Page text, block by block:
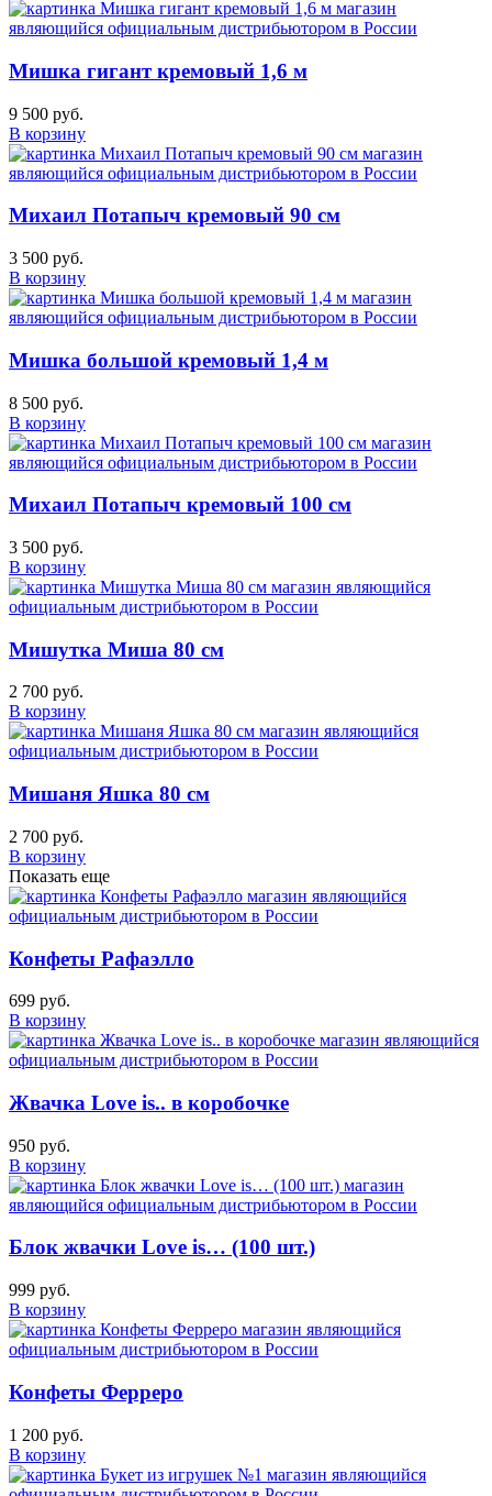
Мишка гигант кремовый 1,6 м
9 500 руб.
В корзину
Михаил Потапыч кремовый 90 см
3 500 руб.
В корзину
Мишка большой кремовый 1,4 м
8 500 руб.
В корзину
Михаил Потапыч кремовый 100 см
3 500 руб.
В корзину
Мишутка Миша 80 см
2 700 руб.
В корзину
Мишаня Яшка 80 см
2 700 руб.
В корзину
Показать еще
Конфеты Рафаэлло
699 руб.
В корзину
Жвачка Love is.. в коробочке
950 руб.
В корзину
Блок жвачки Love is… (100 шт.)
999 руб.
В корзину
Конфеты Ферреро
1 200 руб.
В корзину